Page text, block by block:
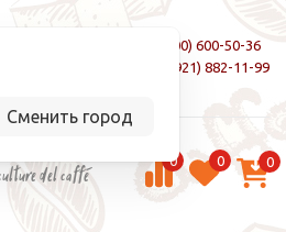
Сменить город
8 (800) 600-50-36
+7 (921) 882-11-99
del caffé 0 0 0